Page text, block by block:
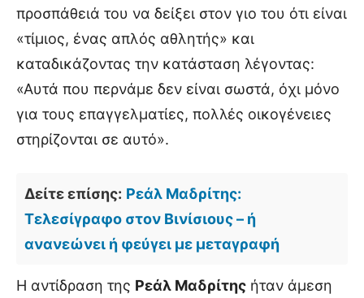
προσπάθειά του να δείξει στον γιο του ότι είναι
«τίμιος, ένας απλός αθλητής» και
καταδικάζοντας την κατάσταση λέγοντας:
«Αυτά που περνάμε δεν είναι σωστά, όχι μόνο
για τους επαγγελματίες, πολλές οικογένειες
στηρίζονται σε αυτό».
Δείτε επίσης: Ρεάλ Μαδρίτης:
Τελεσίγραφο στον Βινίσιους – ή
ανανεώνει ή φεύγει με μεταγραφή
Η αντίδραση της Ρεάλ Μαδρίτης ήταν άμεση